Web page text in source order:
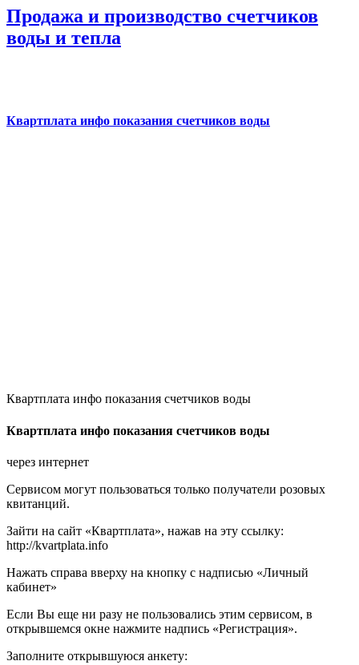
Продажа и производство счетчиков
воды и тепла
Квартплата инфо показания счетчиков воды
Квартплата инфо показания счетчиков воды
Квартплата инфо показания счетчиков воды
через интернет
Сервисом могут пользоваться только получатели розовых
квитанций.
Зайти на сайт «Квартплата», нажав на эту ссылку:
http://kvartplata.info
Нажать справа вверху на кнопку с надписью «Личный
кабинет»
Если Вы еще ни разу не пользовались этим сервисом, в
открывшемся окне нажмите надпись «Регистрация».
Заполните открывшуюся анкету: